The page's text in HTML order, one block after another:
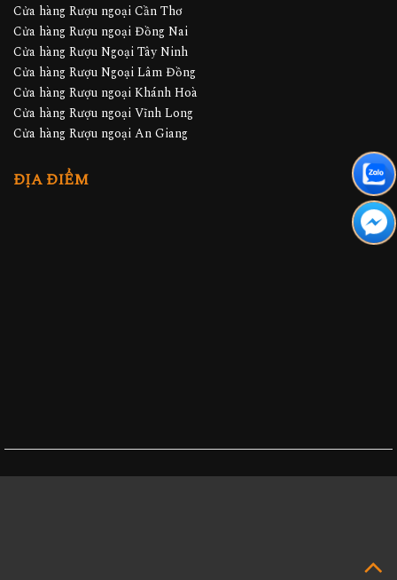
Cửa hàng Rượu ngoại Cần Thơ
Cửa hàng Rượu ngoại Đồng Nai
Cửa hàng Rượu Ngoại Tây Ninh
Cửa hàng Rượu Ngoại Lâm Đồng
Cửa hàng Rượu ngoại Khánh Hoà
Cửa hàng Rượu ngoại Vĩnh Long
Cửa hàng Rượu ngoại An Giang
ĐỊA ĐIỂM